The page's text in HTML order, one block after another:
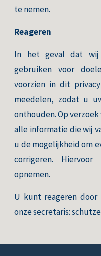
te nemen.
Reageren
In het geval dat wij
gebruiken voor
voorzien in dit
meedelen, zodat u
onthouden. Op
alle informatie die wij
u de mogelijkheid om
corrigeren.
opnemen.
U kunt reageren door
onze secretaris: